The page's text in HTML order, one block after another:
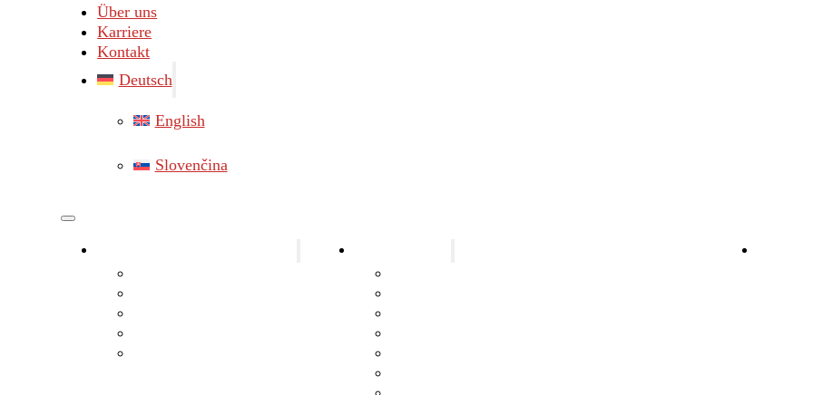
Über uns
Karriere
Kontakt
Deutsch
English
Slovenčina